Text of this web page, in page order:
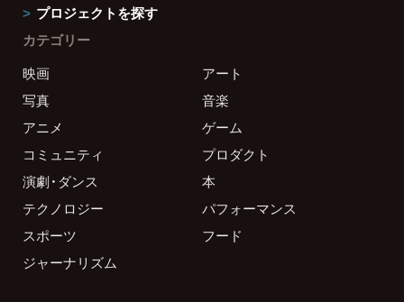
プロジェクトを探す
カテゴリー
映画
アート
写真
音楽
アニメ
ゲーム
コミュニティ
プロダクト
演劇・ダンス
本
テクノロジー
パフォーマンス
スポーツ
フード
ジャーナリズム